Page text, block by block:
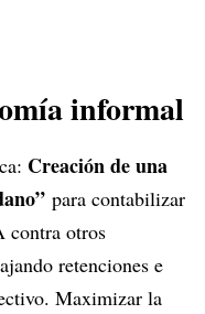
informal
Creación de una
para contabilizar
contra otros
retenciones e
Maximizar la